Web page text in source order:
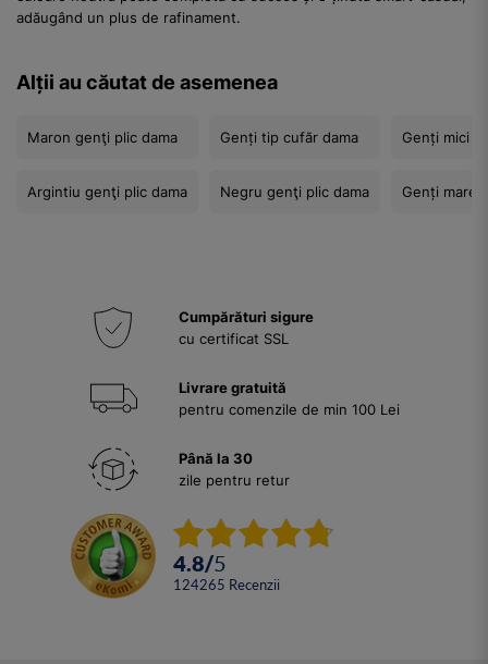
adăugând un plus de rafinament.
Alții au căutat de asemenea
Maron genţi plic dama
Argintiu genţi plic dama
Genți tip cufăr dama
Negru genţi plic dama
Genți mici
Genți mare
Cumpărături sigure
cu certificat SSL
Livrare gratuită
pentru comenzile de min 100 Lei
Până la 30
zile pentru retur
4.8/5
124265 Recenzii